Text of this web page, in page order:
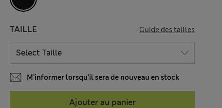
TAILLE Guide des tailles
M’informer lorsqu’il sera de nouveau en stock
Ajouter au panier